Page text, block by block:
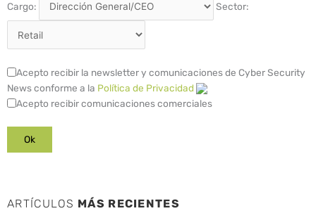
Cargo: Sector:
Acepto recibir la newsletter y comunicaciones de Cyber Security
News conforme a la Política de Privacidad
Acepto recibir comunicaciones comerciales
ARTÍCULOS MÁS RECIENTES